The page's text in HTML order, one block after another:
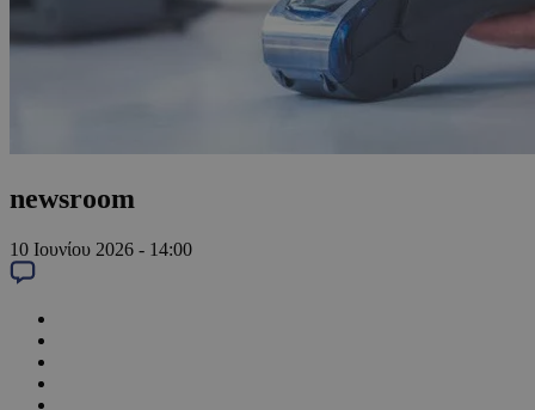
newsroom
10 Ιουνίου 2026 - 14:00